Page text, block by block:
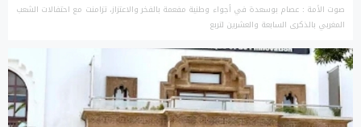
صوت الأمة : عصام بوسعدة في أجواء وطنية مفعمة بالفخر والاعتزاز، تزامنت مع احتفالات الشعب
المغربي بالذكرى السابعة والعشرين لتربع